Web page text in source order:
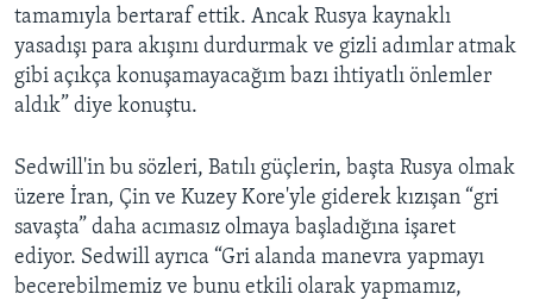
tamamıyla bertaraf ettik. Ancak Rusya kaynaklı
yasadışı para akışını durdurmak ve gizli adımlar atmak
gibi açıkça konuşamayacağım bazı ihtiyatlı önlemler
aldık” diye konuştu.
Sedwill'in bu sözleri, Batılı güçlerin, başta Rusya olmak
üzere İran, Çin ve Kuzey Kore'yle giderek kızışan “gri
savaşta” daha acımasız olmaya başladığına işaret
ediyor. Sedwill ayrıca “Gri alanda manevra yapmayı
becerebilmemiz ve bunu etkili olarak yapmamız,